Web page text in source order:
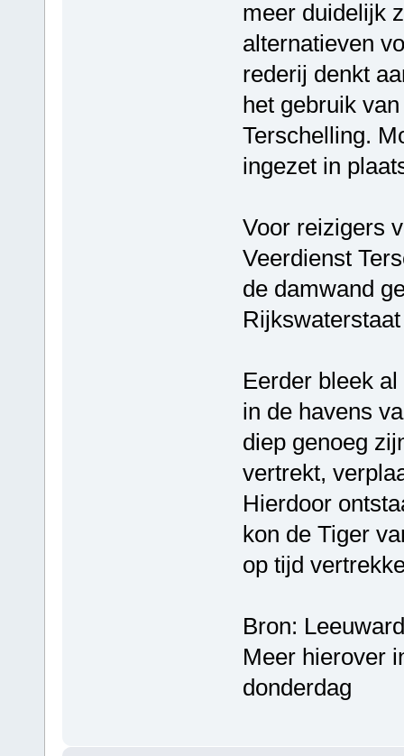
meer duidelijk
alternatieven
rederij denkt
het gebruik
Terschelling.
ingezet in
Voor reizigers
Veerdienst
de damwand
Eerder bleek
in de havens
diep genoeg
vertrekt,
Hierdoor
kon de Tiger
op tijd
Bron:
Meer hierover
donderdag